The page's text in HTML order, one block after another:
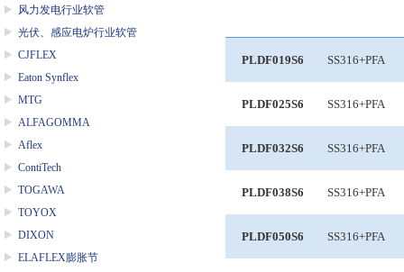
风力发电行业软管
光伏、感应电炉行业软管
CJFLEX
Eaton Synflex
MTG
ALFAGOMMA
Aflex
ContiTech
TOGAWA
TOYOX
DIXON
ELAFLEX膨胀节
PLDF019S6 SS316+PFA
PLDF025S6 SS316+PFA
PLDF032S6 SS316+PFA
PLDF038S6 SS316+PFA
PLDF050S6 SS316+PFA